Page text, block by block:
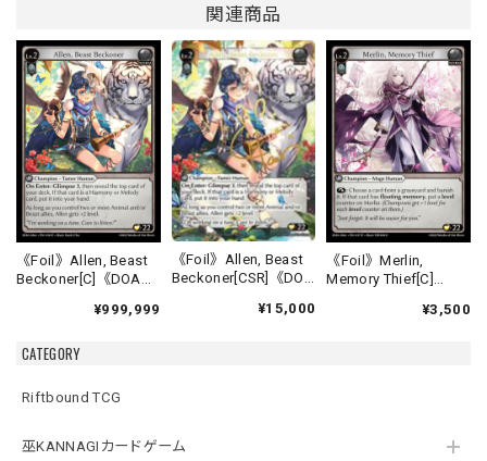
CATEGORY
Riftbound TCG
巫KANNAGIカードゲーム
関連商品
《Foil》Allen, Beast
Beckoner[C]《DOA
¥999,999
《Foil》Allen, Beast
Beckoner[CSR]《DOA
¥15,000
《Foil》Merlin,
Memory Thief[C]
¥3,500